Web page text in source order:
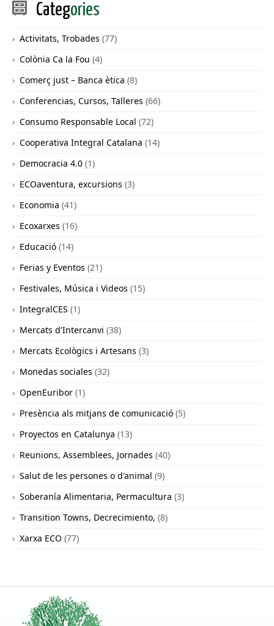
Categories
Activitats, Trobades (77)
Colònia Ca la Fou (4)
Comerç just – Banca ètica (8)
Conferencias, Cursos, Talleres (66)
Consumo Responsable Local (72)
Cooperativa Integral Catalana (14)
Democracia 4.0 (1)
ECOaventura, excursions (3)
Economia (41)
Ecoxarxes (16)
Educació (14)
Ferias y Eventos (21)
Festivales, Música i Videos (15)
IntegralCES (1)
Mercats d'Intercanvi (38)
Mercats Ecològics i Artesans (3)
Monedas sociales (32)
OpenEuribor (1)
Presència als mitjans de comunicació (5)
Proyectos en Catalunya (13)
Reunions, Assemblees, Jornades (40)
Salut de les persones o d'animal (9)
Soberanía Alimentaria, Permacultura (3)
Transition Towns, Decrecimiento, (8)
Xarxa ECO (77)